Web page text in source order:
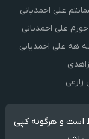
علی احمدیانی
علی احمدیانی
هه علی احمدیانی
زارعی
است و هرگونه کپی